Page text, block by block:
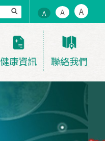
A A A
健康資訊 聯絡我們